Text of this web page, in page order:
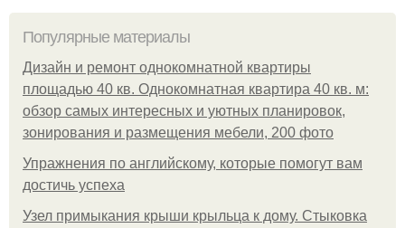
Популярные материалы
Дизайн и ремонт однокомнатной квартиры
площадью 40 кв. Однокомнатная квартира 40 кв. м:
обзор самых интересных и уютных планировок,
зонирования и размещения мебели, 200 фото
Упражнения по английскому, которые помогут вам
достичь успеха
Узел примыкания крыши крыльца к дому. Стыковка